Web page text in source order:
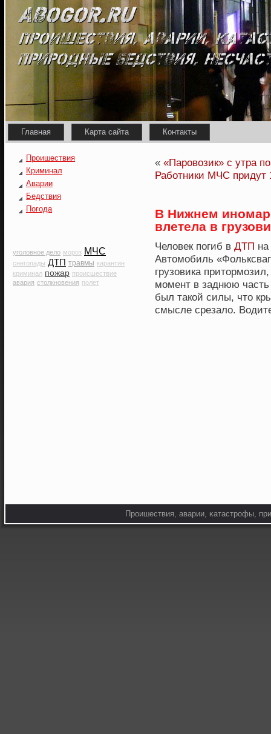
Главная Карта сайта Контакты
Проишествия
Криминал
Аварии
Бедствия
Погода
уголовное дело мороз МЧС
снегопады ДТП травмы карантин
криминал пожар происшествие
авария столкновения полет
« «Паровозик» с утра
Работники МЧС придут
В Нижнем
влетела в
Человек погиб в ДТП
Автомобиль
грузовика
момент в заднюю
был такой силы, что
смысле срезало.
Прοишествия, аварии, κатастрοфы,